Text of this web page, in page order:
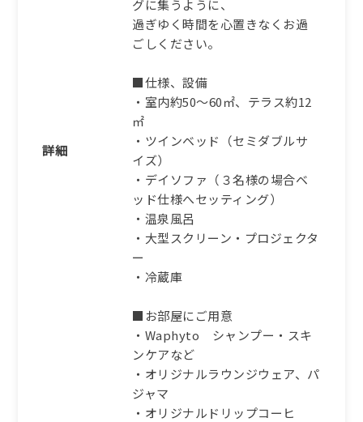
詳細
グに集うように、
過ぎゆく時間を心置きなくお過
ごしください。
■仕様、設備
・室内約50～60㎡、テラス約12
㎡
・ツインベッド（セミダブルサ
イズ）
・デイソファ（３名様の場合ベ
ッド仕様へセッティング）
・温泉風呂
・大型スクリーン・プロジェクタ
ー
・冷蔵庫
■お部屋にご用意
・Waphyto シャンプー・スキ
ンケアなど
・オリジナルラウンジウェア、パ
ジャマ
・オリジナルドリップコーヒ